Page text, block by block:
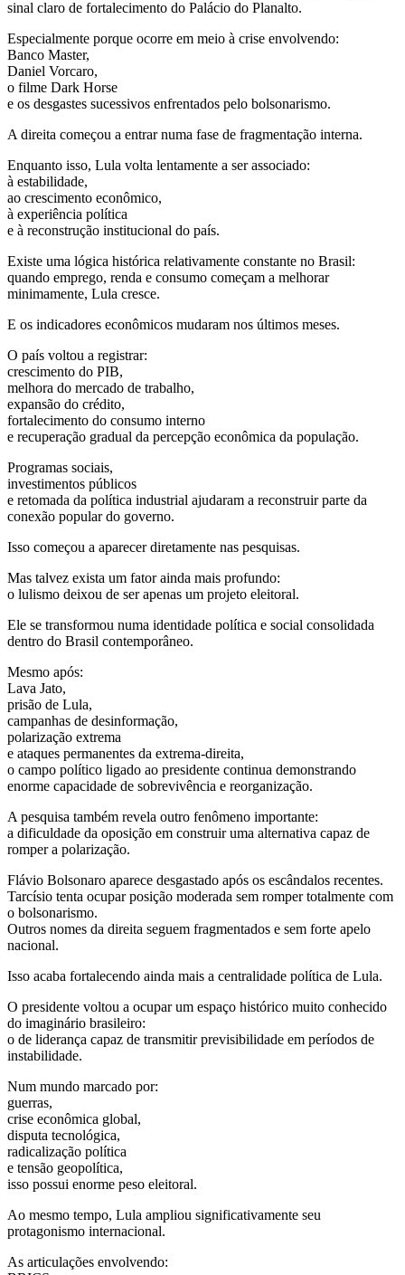
sinal claro de fortalecimento do Palácio do Planalto.
Especialmente porque ocorre em meio à crise envolvendo:
Banco Master,
Daniel Vorcaro,
o filme Dark Horse
e os desgastes sucessivos enfrentados pelo bolsonarismo.
A direita começou a entrar numa fase de fragmentação interna.
Enquanto isso, Lula volta lentamente a ser associado:
à estabilidade,
ao crescimento econômico,
à experiência política
e à reconstrução institucional do país.
Existe uma lógica histórica relativamente constante no Brasil:
quando emprego, renda e consumo começam a melhorar
minimamente, Lula cresce.
E os indicadores econômicos mudaram nos últimos meses.
O país voltou a registrar:
crescimento do PIB,
melhora do mercado de trabalho,
expansão do crédito,
fortalecimento do consumo interno
e recuperação gradual da percepção econômica da população.
Programas sociais,
investimentos públicos
e retomada da política industrial ajudaram a reconstruir parte da
conexão popular do governo.
Isso começou a aparecer diretamente nas pesquisas.
Mas talvez exista um fator ainda mais profundo:
o lulismo deixou de ser apenas um projeto eleitoral.
Ele se transformou numa identidade política e social consolidada
dentro do Brasil contemporâneo.
Mesmo após:
Lava Jato,
prisão de Lula,
campanhas de desinformação,
polarização extrema
e ataques permanentes da extrema-direita,
o campo político ligado ao presidente continua demonstrando
enorme capacidade de sobrevivência e reorganização.
A pesquisa também revela outro fenômeno importante:
a dificuldade da oposição em construir uma alternativa capaz de
romper a polarização.
Flávio Bolsonaro aparece desgastado após os escândalos recentes.
Tarcísio tenta ocupar posição moderada sem romper totalmente com
o bolsonarismo.
Outros nomes da direita seguem fragmentados e sem forte apelo
nacional.
Isso acaba fortalecendo ainda mais a centralidade política de Lula.
O presidente voltou a ocupar um espaço histórico muito conhecido
do imaginário brasileiro:
o de liderança capaz de transmitir previsibilidade em períodos de
instabilidade.
Num mundo marcado por:
guerras,
crise econômica global,
disputa tecnológica,
radicalização política
e tensão geopolítica,
isso possui enorme peso eleitoral.
Ao mesmo tempo, Lula ampliou significativamente seu
protagonismo internacional.
As articulações envolvendo: